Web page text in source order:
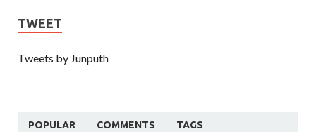
TWEET
Tweets by Junputh
POPULAR COMMENTS TAGS